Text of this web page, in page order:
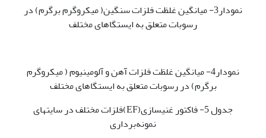
نمودار3- میانگین غلظت فلزات سنگین( میکروگرم برگرم) در
رسوبات متعلق به ایستگاهای مختلف
نمودار4- میانگین غلظت فلزات آهن و آلومینیوم ( میکروگرم
برگرم) در رسوبات متعلق به ایستگاهای مختلف
جدول 5- فاکتور غنی­سازی(EF)فلزات مختلف در سایت­های
نمونه‌برداری